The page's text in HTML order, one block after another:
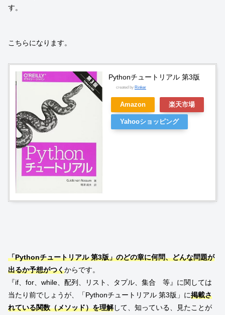
す。
こちらになります。
Pythonチュートリアル 第3版
created by Rinker
Amazon 楽天市場
Yahooショッピング
「Pythonチュートリアル 第3版」のどの章に何問、どんな問題が
出るか予想がつくからです。
『if、for、while、配列、リスト、タプル、集合 等』に関しては
当たり前でしょうが、「Pythonチュートリアル 第3版」に掲載さ
れている関数（メソッド）を理解して、知っている、見たことが